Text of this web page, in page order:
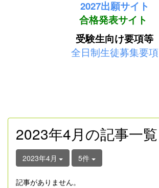
2027出願サイト
合格発表サイト
受験生向け要項等
全日制生徒募集要項
2023年4月の記事一覧
2023年4月 5件
記事がありません。